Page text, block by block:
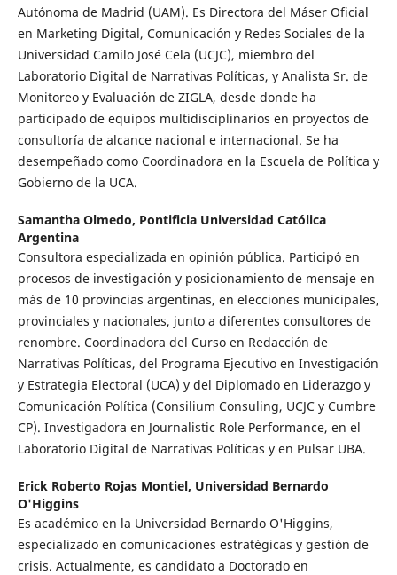
Autónoma de Madrid (UAM). Es Directora del Máser Oficial
en Marketing Digital, Comunicación y Redes Sociales de la
Universidad Camilo José Cela (UCJC), miembro del
Laboratorio Digital de Narrativas Políticas, y Analista Sr. de
Monitoreo y Evaluación de ZIGLA, desde donde ha
participado de equipos multidisciplinarios en proyectos de
consultoría de alcance nacional e internacional. Se ha
desempeñado como Coordinadora en la Escuela de Política y
Gobierno de la UCA.
Samantha Olmedo, Pontificia Universidad Católica
Argentina
Consultora especializada en opinión pública. Participó en
procesos de investigación y posicionamiento de mensaje en
más de 10 provincias argentinas, en elecciones municipales,
provinciales y nacionales, junto a diferentes consultores de
renombre. Coordinadora del Curso en Redacción de
Narrativas Políticas, del Programa Ejecutivo en Investigación
y Estrategia Electoral (UCA) y del Diplomado en Liderazgo y
Comunicación Política (Consilium Consuling, UCJC y Cumbre
CP). Investigadora en Journalistic Role Performance, en el
Laboratorio Digital de Narrativas Políticas y en Pulsar UBA.
Erick Roberto Rojas Montiel, Universidad Bernardo
O'Higgins
Es académico en la Universidad Bernardo O'Higgins,
especializado en comunicaciones estratégicas y gestión de
crisis. Actualmente, es candidato a Doctorado en